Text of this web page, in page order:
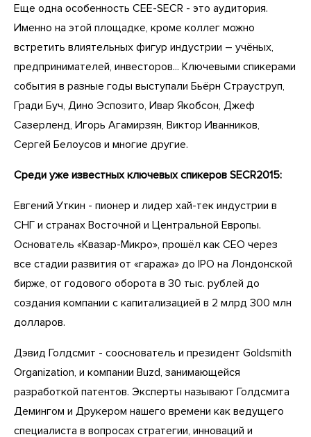
Еще одна особенность CEE-SECR - это аудитория.
Именно на этой площадке, кроме коллег можно
встретить влиятельных фигур индустрии – учёных,
предпринимателей, инвесторов... Ключевыми спикерами
события в разные годы выступали Бьёрн Страуструп,
Гради Буч, Дино Эспозито, Ивар Якобсон, Джеф
Сазерленд, Игорь Агамирзян, Виктор Иванников,
Сергей Белоусов и многие другие.
Среди уже известных ключевых спикеров SECR2015:
Евгений Уткин - пионер и лидер хай-тек индустрии в
СНГ и странах Восточной и Центральной Европы.
Основатель «Квазар-Микро», прошёл как CEO через
все стадии развития от «гаража» до IPO на Лондонской
бирже, от годового оборота в 30 тыс. рублей до
создания компании с капитализацией в 2 млрд 300 млн
долларов.
Дэвид Голдсмит - сооснователь и президент Goldsmith
Organization, и компании Buzd, занимающейся
разработкой патентов. Эксперты называют Голдсмита
Демингом и Друкером нашего времени как ведущего
специалиста в вопросах стратегии, инноваций и